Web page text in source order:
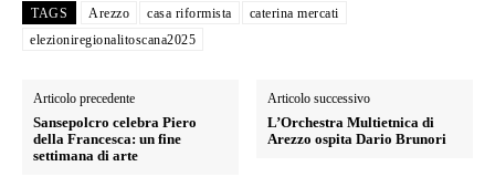
TAGS Arezzo casa riformista
caterina mercati
elezioniregionalitoscana2025
Articolo precedente
Sansepolcro celebra Piero
della Francesca: un fine
settimana di arte
Articolo successivo
L’Orchestra Multietnica di
Arezzo ospita Dario Brunori